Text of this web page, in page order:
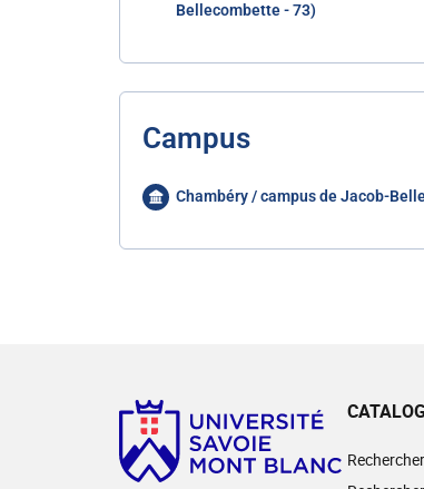
Bellecombette - 73)
Campus
Chambéry / campus de Jacob-